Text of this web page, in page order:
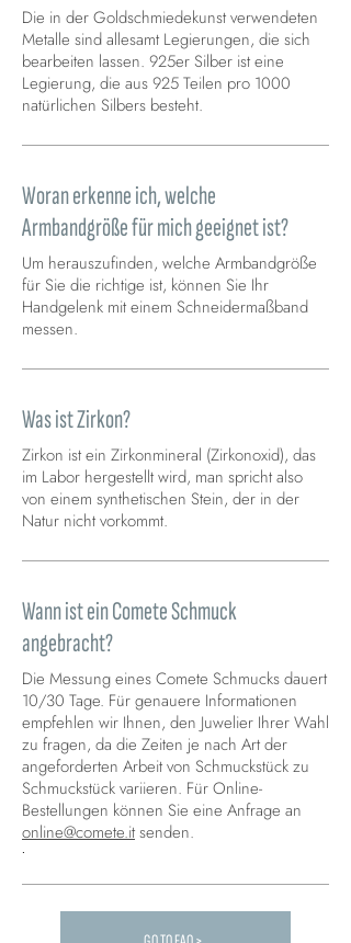
Die in der Goldschmiedekunst verwendeten
Metalle sind allesamt Legierungen, die sich
bearbeiten lassen. 925er Silber ist eine
Legierung, die aus 925 Teilen pro 1000
natürlichen Silbers besteht.
Woran erkenne ich, welche
Armbandgröße für mich geeignet ist?
Um herauszufinden, welche Armbandgröße
für Sie die richtige ist, können Sie Ihr
Handgelenk mit einem Schneidermaßband
messen.
Was ist Zirkon?
Zirkon ist ein Zirkonmineral (Zirkonoxid), das
im Labor hergestellt wird, man spricht also
von einem synthetischen Stein, der in der
Natur nicht vorkommt.
Wann ist ein Comete Schmuck
angebracht?
Die Messung eines Comete Schmucks dauert
10/30 Tage. Für genauere Informationen
empfehlen wir Ihnen, den Juwelier Ihrer Wahl
zu fragen, da die Zeiten je nach Art der
angeforderten Arbeit von Schmuckstück zu
Schmuckstück variieren. Für Online-
Bestellungen können Sie eine Anfrage an
online@comete.itsenden.